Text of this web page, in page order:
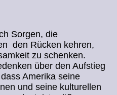
Sorgen, die
den Rücken kehren,
zu schenken.
über den Aufstieg
Amerika seine
und seine kulturellen